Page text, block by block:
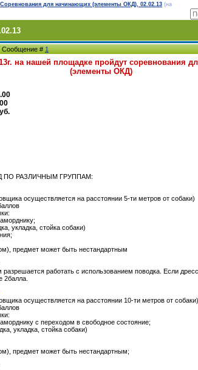
Cоревнования для начинающих (элементы ОКД), 02.02.13 (на
Сообщение #1
на нашей площадке пройдут соревнования
(элементы ОКД)
РАЗЛИЧНЫМ ГРУППАМ:
осуществляется на расстоянии 5-ти метров от собаки)
укладка, стойка собаки)
предмет может быть нестандартным
работать с использованием поводка. Если
2балла.
осуществляется на расстоянии 10-ти метров от собаки)
с переходом в свободное состояние;
укладка, стойка собаки)
предмет может быть нестандартным;